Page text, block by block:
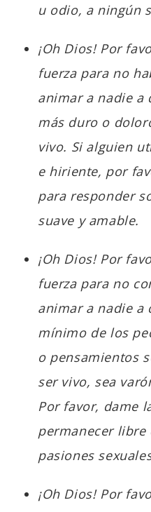
u odio, a ningún
¡Oh Dios! Por
fuerza para no
animar a nadie a
más duro o
vivo. Si alguien
e hiriente, por
para responder
suave y amable.
¡Oh Dios! Por
fuerza para no
animar a nadie a
mínimo de los
o pensamientos
ser vivo, sea
Por favor, dame
permanecer
pasiones
¡Oh Dios! Por